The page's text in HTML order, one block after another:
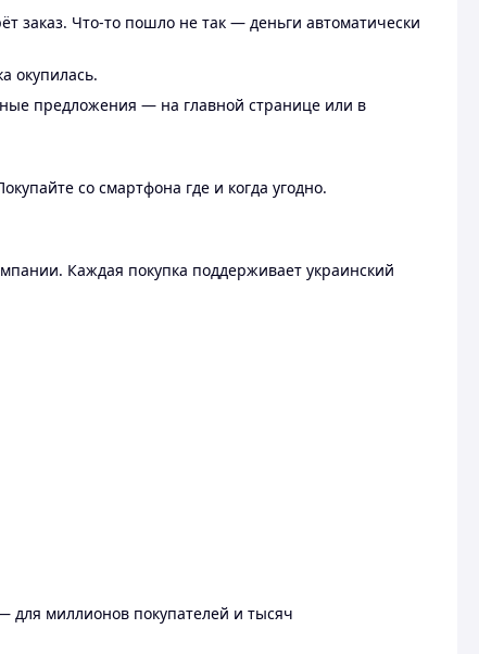
заказ. Что-то пошло не так — деньги автоматически
окупилась.
предложения — на главной странице или в
со смартфона где и когда угодно.
Каждая покупка поддерживает украинский
для миллионов покупателей и тысяч